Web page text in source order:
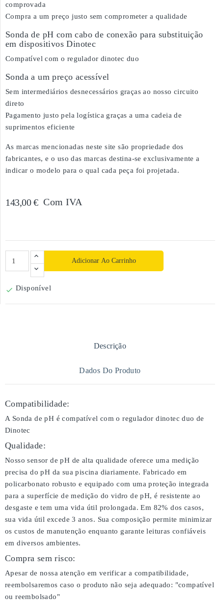
comprovada
Compra a um preço justo sem comprometer a qualidade
Sonda de pH com cabo de conexão para substituição
em dispositivos Dinotec
Compatível com o regulador dinotec duo
Sonda a um preço acessível
Sem intermediários desnecessários graças ao nosso circuito
direto
Pagamento justo pela logística graças a uma cadeia de
suprimentos eficiente
As marcas mencionadas neste site são propriedade dos
fabricantes, e o uso das marcas destina-se exclusivamente a
indicar o modelo para o qual cada peça foi projetada.
143,00 € Com IVA
Adicionar Ao Carrinho
 Disponível
Descrição
Dados Do Produto
Compatibilidade:
A Sonda de pH é compatível com o regulador dinotec duo de
Dinotec
Qualidade:
Nosso sensor de pH de alta qualidade oferece uma medição
precisa do pH da sua piscina diariamente. Fabricado em
policarbonato robusto e equipado com uma proteção integrada
para a superfície de medição do vidro de pH, é resistente ao
desgaste e tem uma vida útil prolongada. Em 82% dos casos,
sua vida útil excede 3 anos. Sua composição permite minimizar
os custos de manutenção enquanto garante leituras confiáveis
em diversos ambientes.
Compra sem risco:
Apesar de nossa atenção em verificar a compatibilidade,
reembolsaremos caso o produto não seja adequado: "compatível
ou reembolsado"